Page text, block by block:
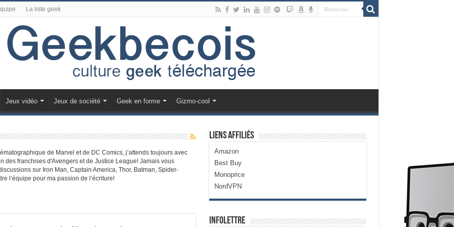
La liste geek
Jeux vidéo Jeux de société Geek en forme Gizmo-cool
de Marvel et de DC Comics, j’attends toujours avec
des franchises d'Avengers et de Justice League! Jamais vous
sur Iron Man, Captain America, Thor, Batman, Spider-
l’équipe pour ma passion de l’écriture!
Liens Affiliés
Amazon
Best Buy
Monoprice
NordVPN
Infolettre